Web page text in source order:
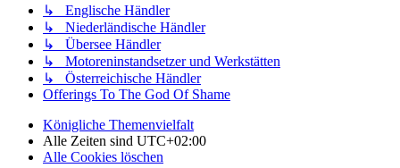
↳ Englische Händler
↳ Niederländische Händler
↳ Übersee Händler
↳ Motoreninstandsetzer und Werkstätten
↳ Österreichische Händler
Offerings To The God Of Shame
Königliche Themenvielfalt
Alle Zeiten sind UTC+02:00
Alle Cookies löschen